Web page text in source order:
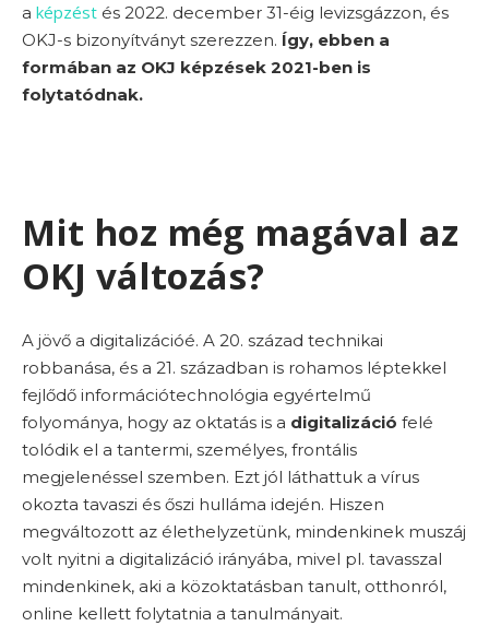
a képzést és 2022. december 31-éig levizsgázzon, és
OKJ-s bizonyítványt szerezzen. Így, ebben a
formában az OKJ képzések 2021-ben is
folytatódnak.
Mit hoz még magával az
OKJ változás?
A jövő a digitalizációé. A 20. század technikai
robbanása, és a 21. században is rohamos léptekkel
fejlődő információtechnológia egyértelmű
folyománya, hogy az oktatás is a digitalizáció felé
tolódik el a tantermi, személyes, frontális
megjelenéssel szemben. Ezt jól láthattuk a vírus
okozta tavaszi és őszi hulláma idején. Hiszen
megváltozott az élethelyzetünk, mindenkinek muszáj
volt nyitni a digitalizáció irányába, mivel pl. tavasszal
mindenkinek, aki a közoktatásban tanult, otthonról,
online kellett folytatnia a tanulmányait.